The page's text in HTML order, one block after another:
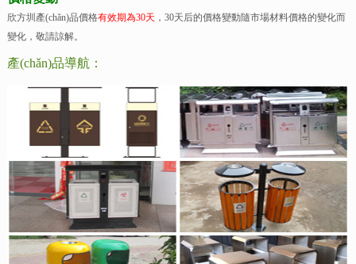
欣方圳產(chǎn)品價格有效期為30天 ，30天后的價格變動隨市場材料價格的變化而
變化，敬請諒解。
產(chǎn)品導航：